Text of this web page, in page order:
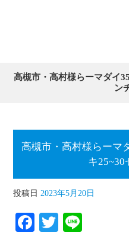
高槻市・高村様らーマダイ
ン
高槻市・高村様らーマ
キ25~30
投稿日 2023年5月20日
Fa T